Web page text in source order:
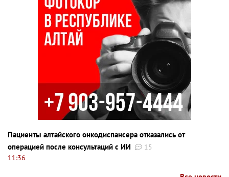
Пациенты алтайского онкодиспансера отказались от
операцией после консультаций с ИИ
15
11:36